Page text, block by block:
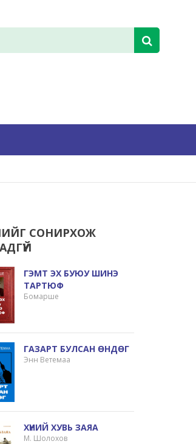
СОНИРХОЖ
ГЭМТ ЭХ БУЮУ ШИНЭ
ТАРТЮФ
Бомарше
ГАЗАРТ БУЛСАН ӨНДӨГ
Энн Ветемаа
ХҮНИЙ ХУВЬ ЗАЯА
М. Шолохов